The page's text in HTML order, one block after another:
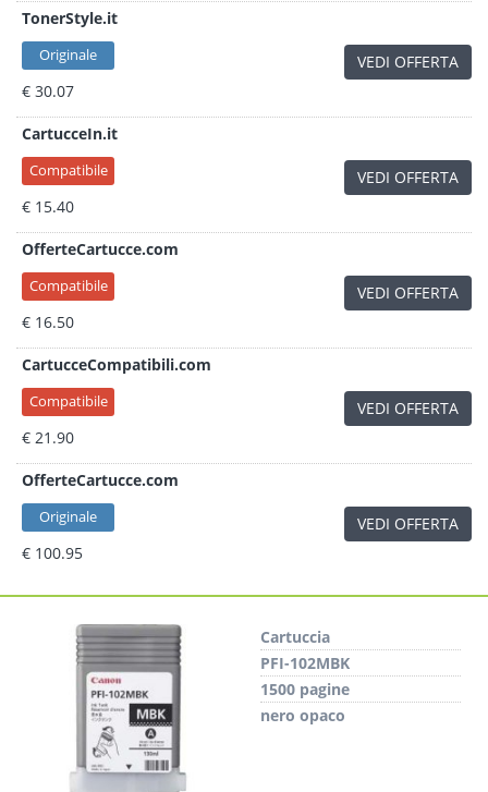
TonerStyle.it
Originale
€ 30.07
VEDI OFFERTA
CartucceIn.it
Compatibile
€ 15.40
VEDI OFFERTA
OfferteCartucce.com
Compatibile
€ 16.50
VEDI OFFERTA
CartucceCompatibili.com
Compatibile
€ 21.90
VEDI OFFERTA
OfferteCartucce.com
Originale
€ 100.95
VEDI OFFERTA
Cartuccia
PFI-102MBK
1500 pagine
nero opaco